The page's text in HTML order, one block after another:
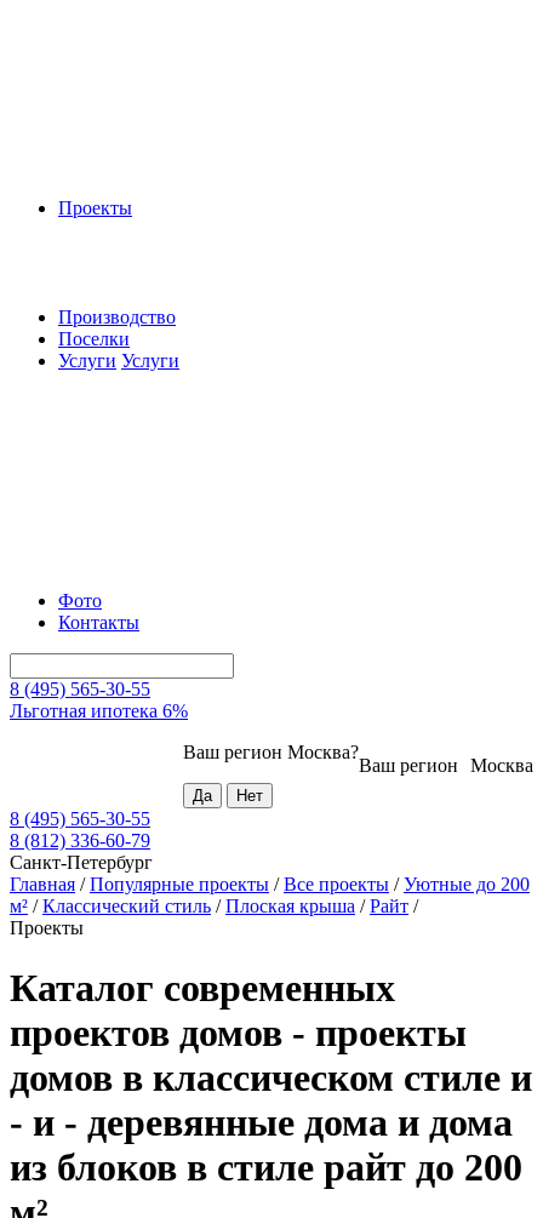
Проекты
Производство
Поселки
Услуги Услуги
Фото
Контакты
8 (495) 565-30-55
Льготная ипотека 6%
Москва
Ваш регион
Ваш регион Москва?
8 (495) 565-30-55
8 (812) 336-60-79
Санкт-Петербург
Главная /Популярные проекты /Все проекты /Уютные до 200
м² /Классический стиль /Плоская крыша /Райт /
Проекты
Каталог современных
проектов домов - проекты
домов в классическом стиле и
- и - деревянные дома и дома
из блоков в стиле райт до 200